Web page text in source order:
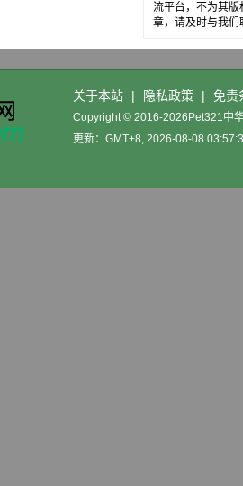
流平台，不为其
章，请及时与我
关于本站 | 隐私政策 | 免责
Copyright © 2016-2026Pet321中
更新：GMT+8, 2026-08-08